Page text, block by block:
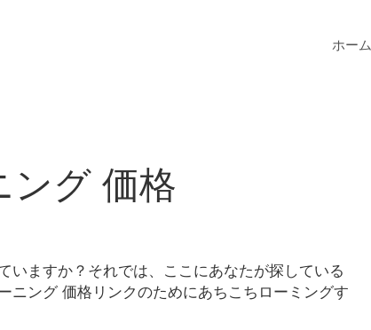
ホーム
グ 価格
いますか？それでは、ここにあなたが探している
ニング 価格リンクのためにあちこちローミングす